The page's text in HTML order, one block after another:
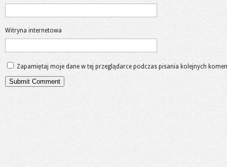
Witryna internetowa
Zapamiętaj moje dane w tej przeglądarce podczas pisania kolejnych